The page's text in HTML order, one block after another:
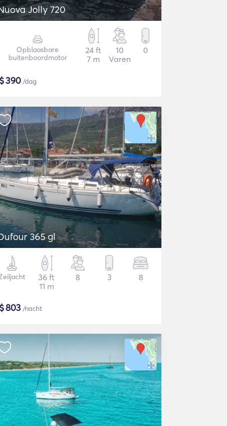
Jolly 720
Opblaasbare
buitenboordmotor
24 ft
7 m
10
Varen
0
$390 /dag
365 gl
36 ft
11 m
8 3 8
$803 /nacht